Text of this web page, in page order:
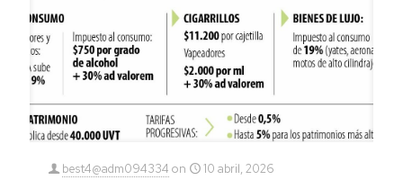
best4@adm094334 on 10 abril, 2026